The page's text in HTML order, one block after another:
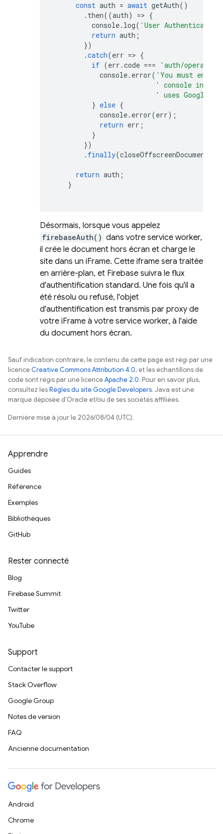
const auth = await getAuth()
. then((auth) => {
console. log( 'User Authenticated'
return auth ;
})
.catch(err => {
if (err .code ===
'auth/
console. error( 'You must
' console in
' uses Google
} else {
console. error(err);
return err ;
}
})
. finally(closeOffscreenDocument
return auth ;
}
Désormais, lorsque vous appelez
firebaseAuth() dans votre service worker,
il crée le document hors écran et charge le
site dans un iFrame. Cette iframe sera traitée
en arrière-plan, et Firebase suivra le flux
d'authentification standard. Une fois qu'il a
été résolu ou refusé, l'objet
d'authentification est transmis par proxy de
votre iFrame à votre service worker, à l'aide
du document hors écran.
Sauf indication contraire, le contenu de cette page est régi par une
licenceCreative Commons Attribution 4.0, et les échantillons de
code sont régis par une licenceApache 2.0. Pour en savoir plus,
consultez lesRègles du site Google Developers. Java est une
marque déposée d'Oracle et/ou de ses sociétés affiliées.
Dernière mise à jour le 2026/08/04 (UTC).
Apprendre
Guides
Référence
Exemples
Bibliothèques
GitHub
Rester connecté
Blog
Firebase Summit
Twitter
YouTube
Support
Contacter le support
Stack Overflow
Google Group
Notes de version
FAQ
Ancienne documentation
Android
Chrome